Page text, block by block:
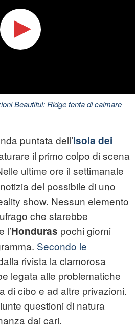
Beautiful: Ridge tenta di calmare
puntata dell’Isola dei
il primo colpo di scena
ultime ore il settimanale
del possibile di uno
show. Nessun elemento
che starebbe
l’Honduras pochi giorni
Secondo le
rivista la clamorosa
legata alle problematiche
di cibo e ad altre privazioni.
questioni di natura
dai cari.